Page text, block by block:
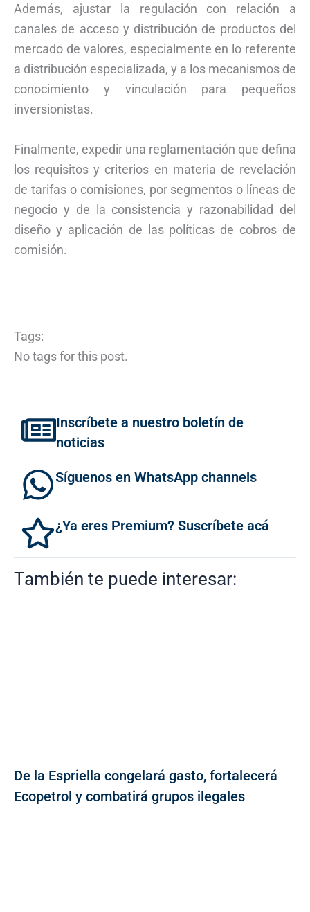
Además, ajustar la regulación con relación a
canales de acceso y distribución de productos del
mercado de valores, especialmente en lo referente
a distribución especializada, y a los mecanismos de
conocimiento y vinculación para pequeños
inversionistas.
Finalmente, expedir una reglamentación que defina
los requisitos y criterios en materia de revelación
de tarifas o comisiones, por segmentos o líneas de
negocio y de la consistencia y razonabilidad del
diseño y aplicación de las políticas de cobros de
comisión.
Tags:
No tags for this post.
Inscríbete a nuestro boletín de
noticias
Síguenos en WhatsApp channels
¿Ya eres Premium? Suscríbete acá
También te puede interesar:
De la Espriella congelará gasto, fortalecerá
Ecopetrol y combatirá grupos ilegales